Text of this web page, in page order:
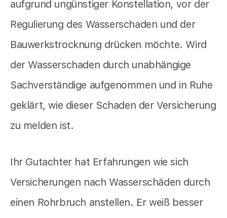
aufgrund ungünstiger Konstellation, vor der
Regulierung des Wasserschaden und der
Bauwerkstrocknung drücken möchte. Wird
der Wasserschaden durch unabhängige
Sachverständige aufgenommen und in Ruhe
geklärt, wie dieser Schaden der Versicherung
zu melden ist.
Ihr Gutachter hat Erfahrungen wie sich
Versicherungen nach Wasserschäden durch
einen Rohrbruch anstellen. Er weiß besser